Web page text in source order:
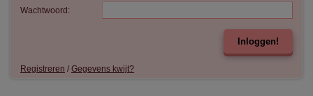
Wachtwoord:
Inloggen!
Registreren / Gegevens kwijt?